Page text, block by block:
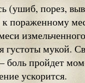
(ушиб, порез,
к пораженному
мукой.
боль пройдет
ускорится.